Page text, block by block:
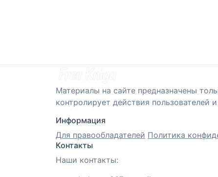
Материалы на сайте предназначены
контролирует действия пользователей
Информация
Для правообладателей Политика
Контакты
Наши контакты: